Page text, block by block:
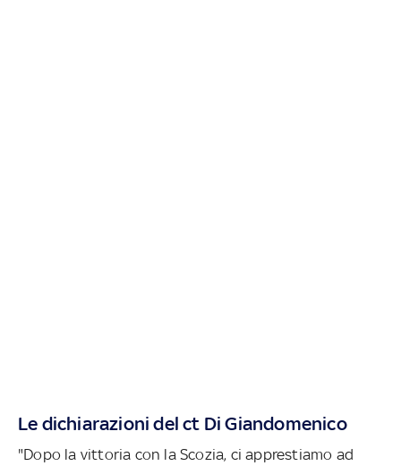
Le dichiarazioni del ct Di Giandomenico
"Dopo la vittoria con la Scozia, ci apprestiamo ad